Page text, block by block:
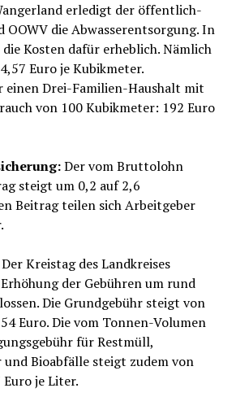
erledigt der öffentlich-
OOWV die Abwasserentsorgung. In
Kosten dafür erheblich. Nämlich
Euro je Kubikmeter.
einen Drei-Familien-Haushalt mit
von 100 Kubikmeter: 192 Euro
Der vom Bruttolohn
steigt um 0,2 auf 2,6
Beitrag teilen sich Arbeitgeber
Kreistag des Landkreises
der Gebühren um rund
Die Grundgebühr steigt von
Euro. Die vom Tonnen-Volumen
für Restmüll,
Bioabfälle steigt zudem von
je Liter.